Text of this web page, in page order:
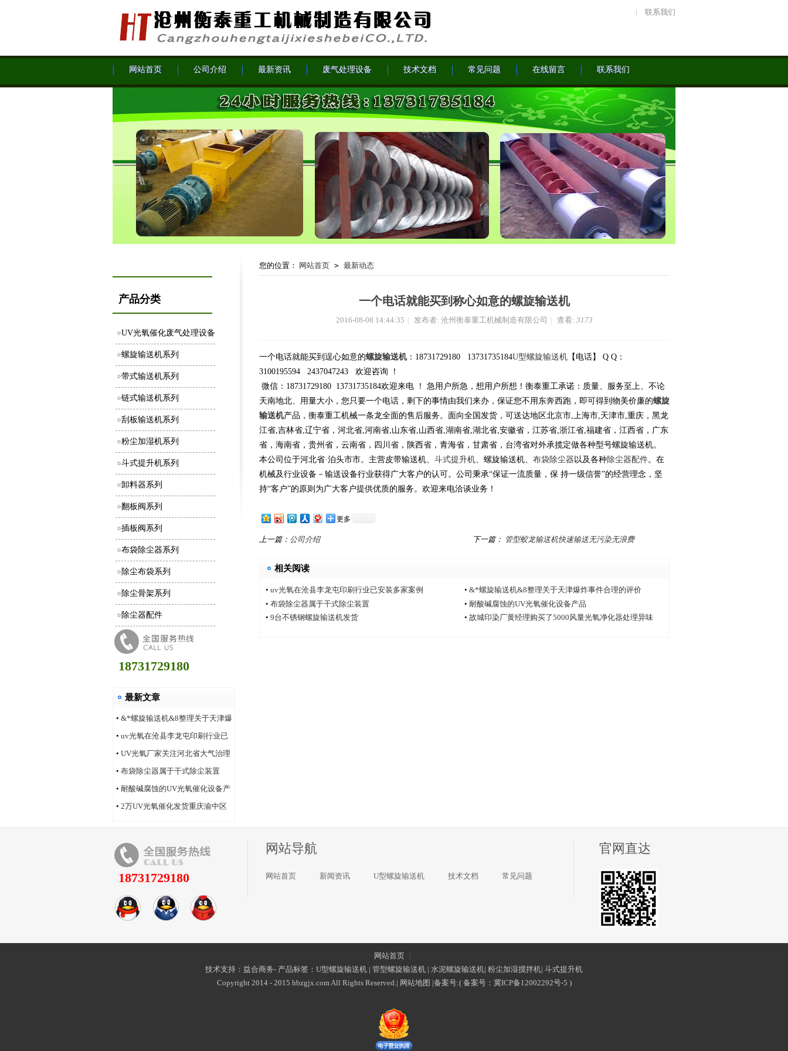
联系我们
网站首页 公司介绍 最新资讯 废气处理设备 技术文档 常见问题 在线留言 联系我们
产品分类
UV光氧催化废气处理设备
螺旋输送机系列
带式输送机系列
链式输送机系列
刮板输送机系列
粉尘加湿机系列
斗式提升机系列
卸料器系列
翻板阀系列
插板阀系列
布袋除尘器系列
除尘布袋系列
除尘骨架系列
除尘器配件
18731729180
最新文章
• &*螺旋输送机&8整理关于天津爆
炸事件合理的评价
• uv光氧在沧县李龙屯印刷行业已
安装多家案例
• UV光氧厂家关注河北省大气治理
改善状况
• 布袋除尘器属于干式除尘装置
• 耐酸碱腐蚀的UV光氧催化设备产
品
• 2万UV光氧催化发货重庆渝中区
您的位置： 网站首页 > 最新动态
一个电话就能买到称心如意的螺旋输送机
2016-08-08 14:44:35 | 发布者: 沧州衡泰重工机械制造有限公司 | 查看: 3173
一个电话就能买到逞心如意的螺旋输送机：18731729180 13731735184U型螺旋输送机 【电话】 Q Q：
3100195594 2437047243 欢迎咨询 ！
微信：18731729180 13731735184欢迎来电 ！ 急用户所急，想用户所想！衡泰重工承诺：质量、服务至上、不论
天南地北、用量大小，您只要一个电话，剩下的事情由我们来办，保证您不用东奔西跑，即可得到物美价廉的螺旋
输送机产品，衡泰重工机械一条龙全面的售后服务。面向全国发货，可送达地区北京市,上海市,天津市,重庆，黑龙
江省,吉林省,辽宁省，河北省,河南省,山东省,山西省,湖南省,湖北省,安徽省，江苏省,浙江省,福建省，江西省，广东
省，海南省，贵州省，云南省，四川省，陕西省，青海省，甘肃省，台湾省对外承揽定做各种型号螺旋输送机。
本公司位于河北省·泊头市市。主营皮带输送机、 斗式提升机、螺旋输送机、 布袋除尘器以及各种除尘器配件。在
机械及行业设备－输送设备行业获得广大客户的认可。公司秉承“保证一流质量，保 持一级信誉”的经营理念，坚
持“客户”的原则为广大客户提供优质的服务。欢迎来电洽谈业务！
更多
上一篇： 公司介绍 下一篇： 管型蛟龙输送机快速输送无污染无浪费
相关阅读
• uv光氧在沧县李龙屯印刷行业已安装多家案例 • &*螺旋输送机&8整理关于天津爆炸事件合理的评价
• 布袋除尘器属于干式除尘装置 • 耐酸碱腐蚀的UV光氧催化设备产品
• 9台不锈钢螺旋输送机发货 • 故城印染厂黄经理购买了5000风量光氧净化器处理异味
18731729180
网站导航
网站首页 新闻资讯 U型螺旋输送机 技术文档 常见问题
官网直达
网站首页 |
技术支持：益合商务- 产品标签： U型螺旋输送机 | 管型螺旋输送机 | 水泥螺旋输送机| 粉尘加湿搅拌机| 斗式提升机
Copyright 2014 - 2015 hbzgjx.com All Rights Reserved.| 网站地图 |备案号:( 备案号： 冀ICP备12002292号-5 )